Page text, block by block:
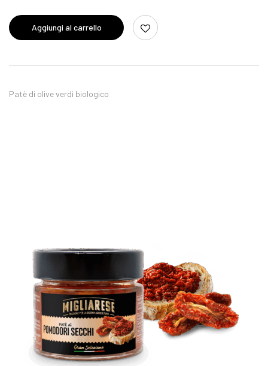
Aggiungi al carrello
Patè di olive verdi biologico